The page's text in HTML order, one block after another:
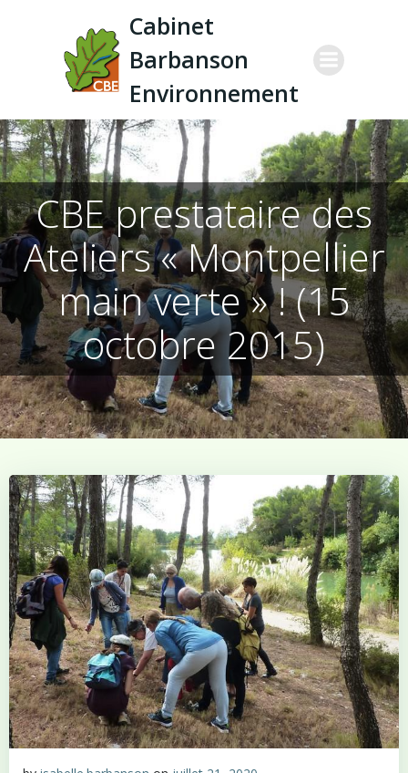
au
contenu
Cabinet
Barbanson
Environnement
CBE prestataire des
Ateliers « Montpellier
main verte » ! (15
octobre 2015)